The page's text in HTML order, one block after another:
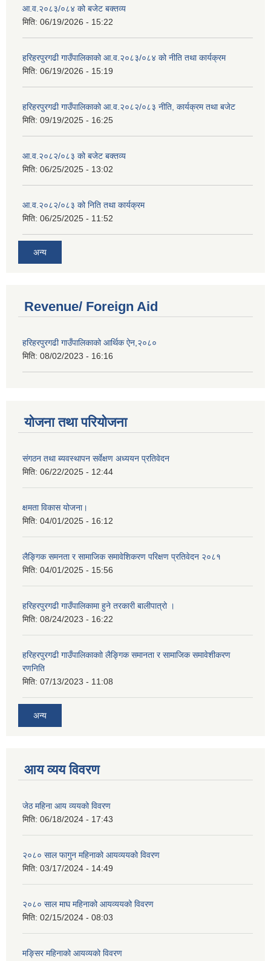
आ.व.२०८३/०८४ को बजेट बक्तव्य
मिति: 06/19/2026 - 15:22
हरिहरपुरगढी गाउँपालिकाको आ.व.२०८३/०८४ को नीति तथा कार्यक्रम
मिति: 06/19/2026 - 15:19
हरिहरपुरगढी गाउँपालिकाको आ.व.२०८२/०८३ नीति, कार्यक्रम तथा बजेट
मिति: 09/19/2025 - 16:25
आ.व.२०८२/०८३ को बजेट बक्तव्य
मिति: 06/25/2025 - 13:02
आ.व.२०८२/०८३ को निति तथा कार्यक्रम
मिति: 06/25/2025 - 11:52
अन्य
Revenue/ Foreign Aid
हरिहरपुरगढी गाउँपालिकाको आर्थिक ऐन,२०८०
मिति: 08/02/2023 - 16:16
योजना तथा परियोजना
संगठन तथा ब्यवस्थापन सर्वेक्षण अध्ययन प्रतिवेदन
मिति: 06/22/2025 - 12:44
क्षमता विकास योजना।
मिति: 04/01/2025 - 16:12
लैङ्गिक समनता र सामाजिक समावेशिकरण परिक्षण प्रतिवेदन २०८१
मिति: 04/01/2025 - 15:56
हरिहरपुरगढी गाउँपालिकामा हुने तरकारी बालीपात्रो ।
मिति: 08/24/2023 - 16:22
हरिहरपुरगढी गाउँपालिकाकाो लैङ्गिक समानता र सामाजिक समावेशीकरण
रणनिति
मिति: 07/13/2023 - 11:08
अन्य
आय व्यय विवरण
जेठ महिना आय व्ययको विवरण
मिति: 06/18/2024 - 17:43
२०८० साल फागुन महिनाको आयव्ययको विवरण
मिति: 03/17/2024 - 14:49
२०८० साल माघ महिनाको आयव्ययको विवरण
मिति: 02/15/2024 - 08:03
मङ्सिर महिनाको आयव्यको विवरण